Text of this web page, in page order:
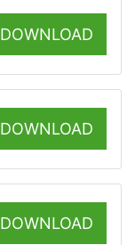
DOWNLOAD
DOWNLOAD
DOWNLOAD